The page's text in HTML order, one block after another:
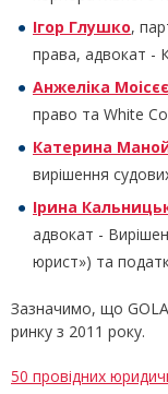
Ігор Глушко,
права, адвокат -
Анжеліка
право та White
Катерина
вирішення
Ірина
адвокат -
юрист») та
Зазначимо, що
ринку з 2011 року.
50 провідних